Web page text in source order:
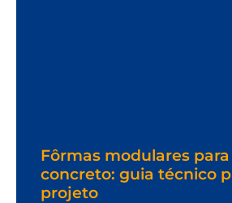
Fôrmas modulares
concreto: guia técnico
projeto